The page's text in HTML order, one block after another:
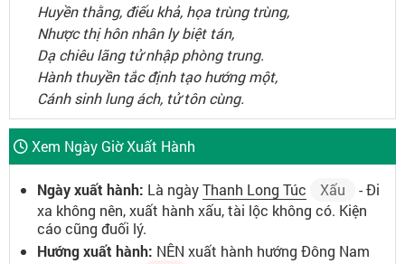
Huyền thằng, điếu khả, họa trùng trùng,
Nhược thị hôn nhân ly biệt tán,
Dạ chiêu lãng tử nhập phòng trung.
Hành thuyền tắc định tạo hướng một,
Cánh sinh lung ách, tử tôn cùng.
Xem Ngày Giờ Xuất Hành
Ngày xuất hành: Là ngàyThanh Long Túc Xấu
- Đi
xa không nên, xuất hành xấu, tài lộc không có. Kiện
cáo cũng đuối lý.
Hướng xuất hành: NÊN xuất hành hướng Đông Nam